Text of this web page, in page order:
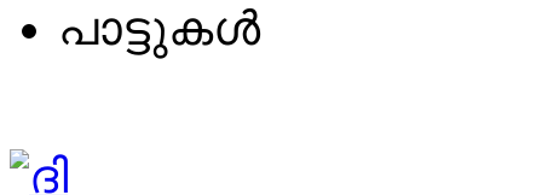
പാട്ടുകള്‍